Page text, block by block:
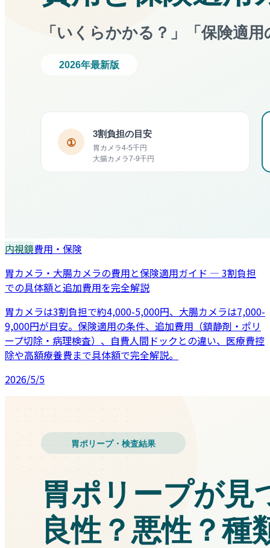
内視鏡費用・保険
胃カメラ・大腸カメラの費用と保険適用ガイド — 3割負担
での具体額と追加費用を完全解説
胃カメラは3割負担で約4,000-5,000円、大腸カメラは7,000-
9,000円が目安。保険適用の条件、追加費用（鎮静剤・ポリ
ープ切除・病理検査）、自費人間ドックとの違い、医療費控
除や高額療養費まで具体額で完全解説。
2026/5/5